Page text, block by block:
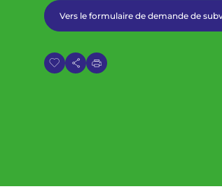
a
Vers le formulaire de demande de